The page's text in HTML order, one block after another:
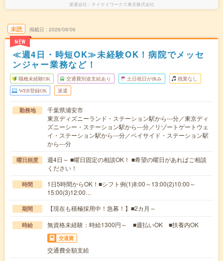
派遣会社 テイケイワークス東京株式会社
未読
NEW
掲載日 2026/08/06
≪週4日・時短OK≫未経験OK！病院でメッセ
ンジャー業務など！
職種未経験OK 交通費別途支給あり 土日祝日が休み 残業なし
WEB登録OK 派遣
勤務地
千葉県浦安市
東京ディズニーランド・ステーション駅から---分／東京ディ
ズニーシー・ステーション駅から---分／リゾートゲートウェ
イ・ステーション駅から---分／ベイサイド・ステーション駅
から---分
曜日頻度
週4日～ ■曜日固定の相談OK！ ■希望の曜日があればご相談
ください！
時間
1日5時間からOK！■シフト例(1)8:00～13:00(2)10:00～
15:00(3)12:00…
期間 【現在も積極採用中！急募！】■2カ月～
時給 無資格未経験：時給1300円～ ■週払いOK ■扶養内OK
交通費
交通費全額支給